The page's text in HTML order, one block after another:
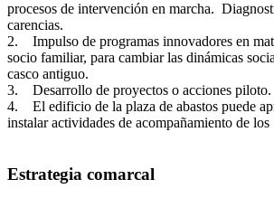
procesos de intervención en marcha.
carencias.
2. Impulso de programas innovadores en
socio familiar, para cambiar las dinámicas
casco antiguo.
3. Desarrollo de proyectos o acciones piloto.
4. El edificio de la plaza de abastos puede
instalar actividades de acompañamiento de
Estrategia comarcal